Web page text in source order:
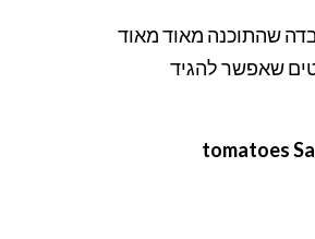
שהתוכנה מאוד מאוד
שאפשר להגיד
tomatoes